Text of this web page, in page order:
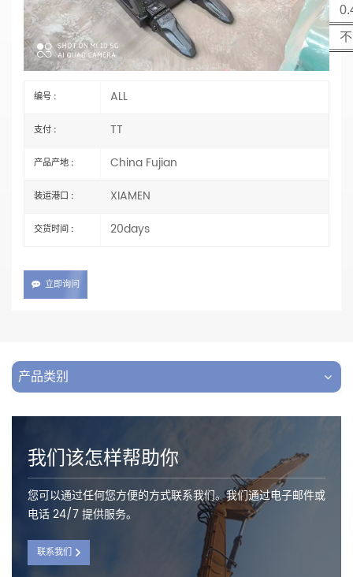
铲斗容积/M³
配重
编号 : ALL
支付 : TT
产品产地 : China Fujian
装运港口 : XIAMEN
交货时间 : 20days
立即询问
产品类别
我们该怎样帮助你
您可以通过任何您方便的方式联系我们。我们通过电子邮件或
电话 24/7 提供服务。
联系我们